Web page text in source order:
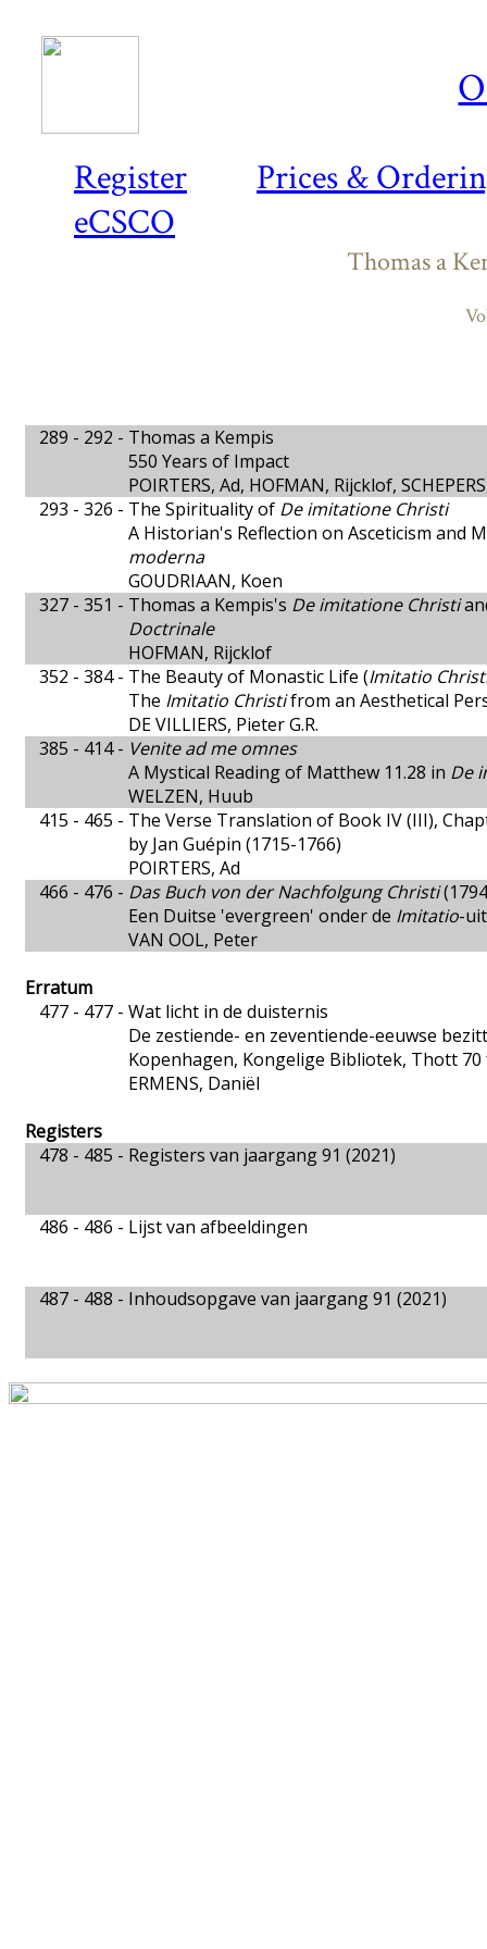
Register
Prices &
eCSCO
Thomas a
289 - 292 - Thomas a Kempis
550 Years of Impact
POIRTERS, Ad, HOFMAN, Rijcklof,
293 - 326 - The Spirituality of De imitatione Christi
A Historian's Reflection on Asceticism and
moderna
GOUDRIAAN, Koen
327 - 351 - Thomas a Kempis's De imitatione Christi
Doctrinale
HOFMAN, Rijcklof
352 - 384 - The Beauty of Monastic Life (Imitatio
The Imitatio Christifrom an Aesthetical
DE VILLIERS, Pieter G.R.
385 - 414 - Venite ad me omnes
A Mystical Reading of Matthew 11.28 in De
WELZEN, Huub
415 - 465 - The Verse Translation of Book IV (III),
by Jan Guépin (1715-1766)
POIRTERS, Ad
466 - 476 - Das Buch von der Nachfolgung Christi
Een Duitse 'evergreen' onder de Imitatio-
VAN OOL, Peter
Erratum
477 - 477 - Wat licht in de duisternis
De zestiende- en zeventiende-eeuwse
Kopenhagen, Kongelige Bibliotek, Thott 70
ERMENS, Daniël
Registers
478 - 485 - Registers van jaargang 91 (2021)
486 - 486 - Lijst van afbeeldingen
487 - 488 - Inhoudsopgave van jaargang 91 (2021)